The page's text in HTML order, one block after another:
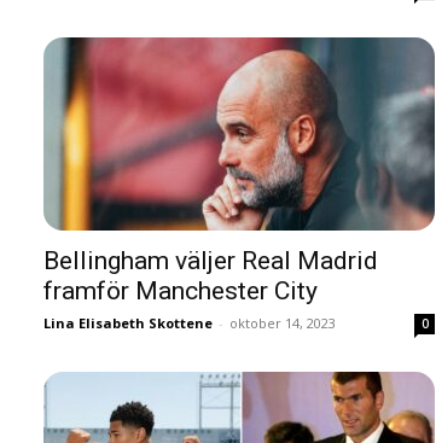
Bellingham väljer Real Madrid
framför Manchester City
Lina Elisabeth Skottene - oktober 14, 2023 0